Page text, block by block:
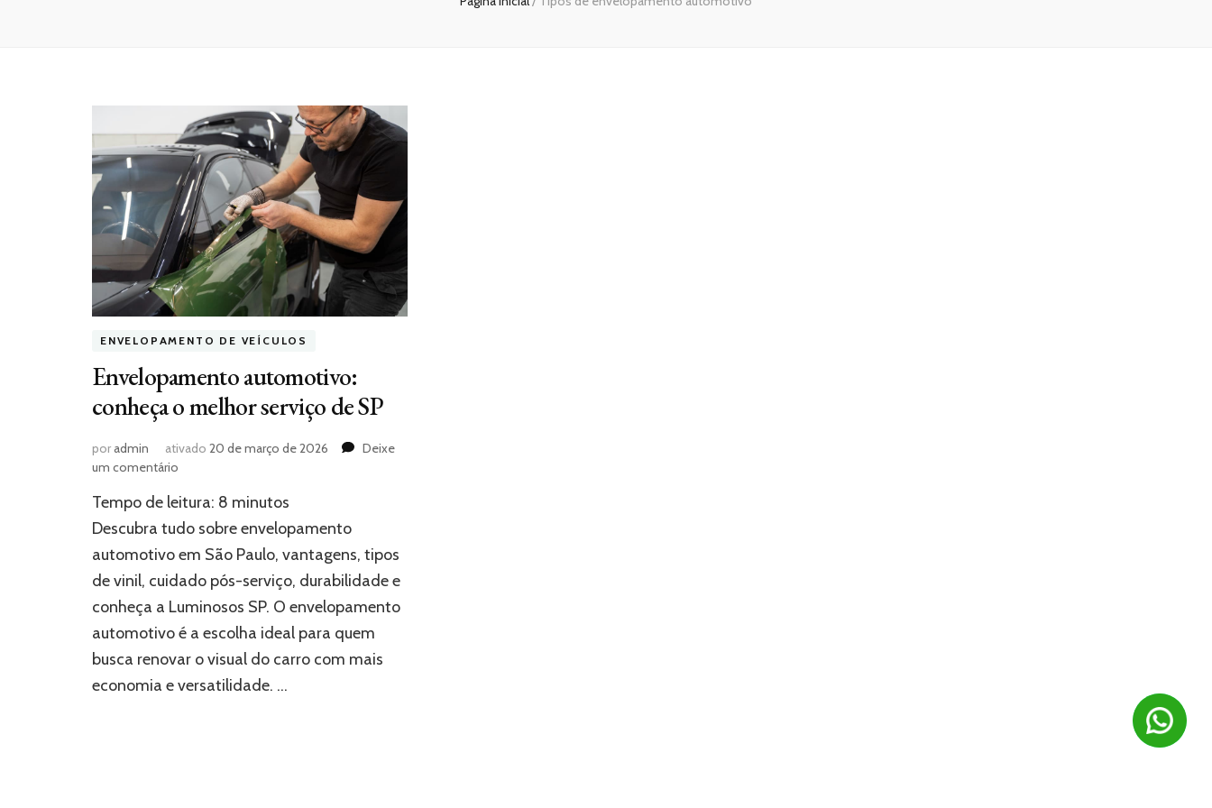
ENVELOPAMENTO DE VEÍCULOS
Envelopamento automotivo:
conheça o melhor serviço de SP
poradmin ativado 20 de março de 2026
Deixe
um comentário
automotivo:
conheça
melhor
serviço
SP
Tempo de leitura: 8 minutos
Descubra tudo sobre envelopamento
automotivo em São Paulo, vantagens, tipos
de vinil, cuidado pós-serviço, durabilidade e
conheça a Luminosos SP. O envelopamento
automotivo é a escolha ideal para quem
busca renovar o visual do carro com mais
economia e versatilidade. …